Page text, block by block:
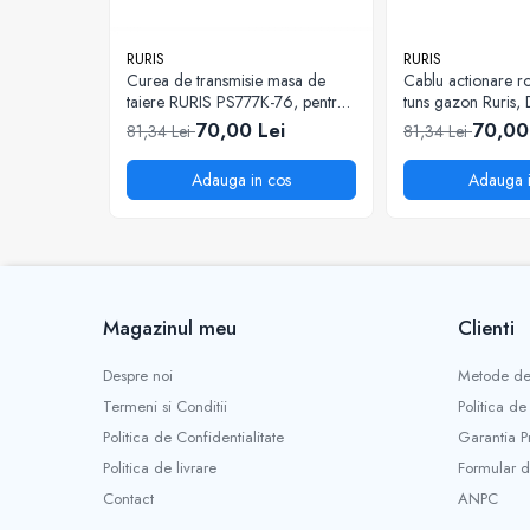
Aparat umplut carnati
Masini de tocat carne
Greutate:5 kg
Tip pornire: Manuala
Tip motor:Termic
Tip lucrare:Semiprofesional, Profesional
RURIS
Curea de transmisie masa de
taiere RURIS PS777K-76, pentru
motocositori Ruris DAC 777K
81,34 Lei70,00 Lei
Adauga in cos
RURIS
Cablu actionare
tuns gazon Ruris,
81,34 Lei
Adauga
Magazinul meu
Despre noi
Termeni si Conditii
Politica de Confidentialitate
Politica de livrare
Contact
Clienti
Metode
Politica de
Garantia
Formular
ANPC